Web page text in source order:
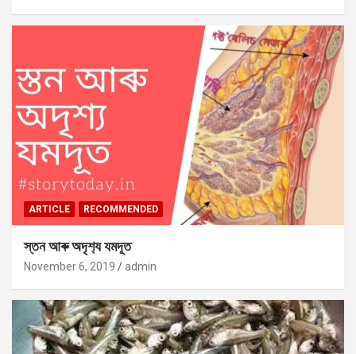
ARTICLE RECOMMENDED
স্তন আৰু অদৃশ‍্য যমদূত
November 6, 2019 admin